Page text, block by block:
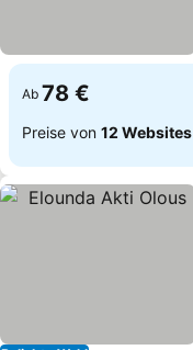
Ab 78 €
Preise von 12 Websites